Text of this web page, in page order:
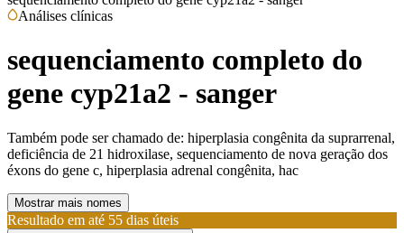
Análises clínicas
sequenciamento completo do
gene cyp21a2 - sanger
Também pode ser chamado de: hiperplasia congênita da suprarrenal,
deficiência de 21 hidroxilase, sequenciamento de nova geração dos
éxons do gene c, hiperplasia adrenal congênita, hac
Mostrar mais nomes
Resultado em até 55 dias úteis